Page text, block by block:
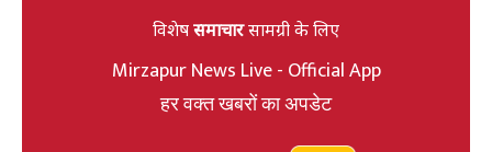
विशेषसमाचारसामग्री के लिए
Mirzapur News Live - Official App
हर वक्त खबरों का अपडेट